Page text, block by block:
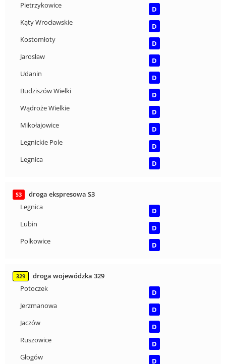
Pietrzykowice
D
Kąty Wrocławskie
D
Kostomłoty
D
Jarosław
D
Udanin
D
Budziszów Wielki
D
Wądroże Wielkie
D
Mikołajowice
D
Legnickie Pole
D
Legnica
D
S3
droga ekspresowa S3
Legnica
D
Lubin
D
Polkowice
D
329
droga wojewódzka 329
Potoczek
D
Jerzmanowa
D
Jaczów
D
Ruszowice
D
Głogów
D